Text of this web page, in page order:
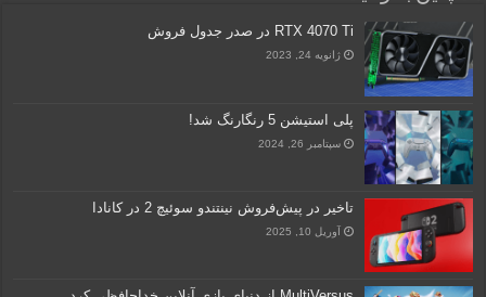
RTX 4070 Ti در صدر جدول فروش
ژانویه 24, 2023
پلی استیشن 5 رنگارنگ شد!
سپتامبر 26, 2024
تاخیر در پیش‌فروش نینتندو سوئیچ 2 در کانادا
آوریل 10, 2025